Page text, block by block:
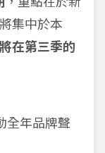
集中於本
在第三季的
全年品牌聲